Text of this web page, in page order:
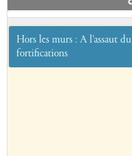
Hors les murs : A l'assaut
fortifications